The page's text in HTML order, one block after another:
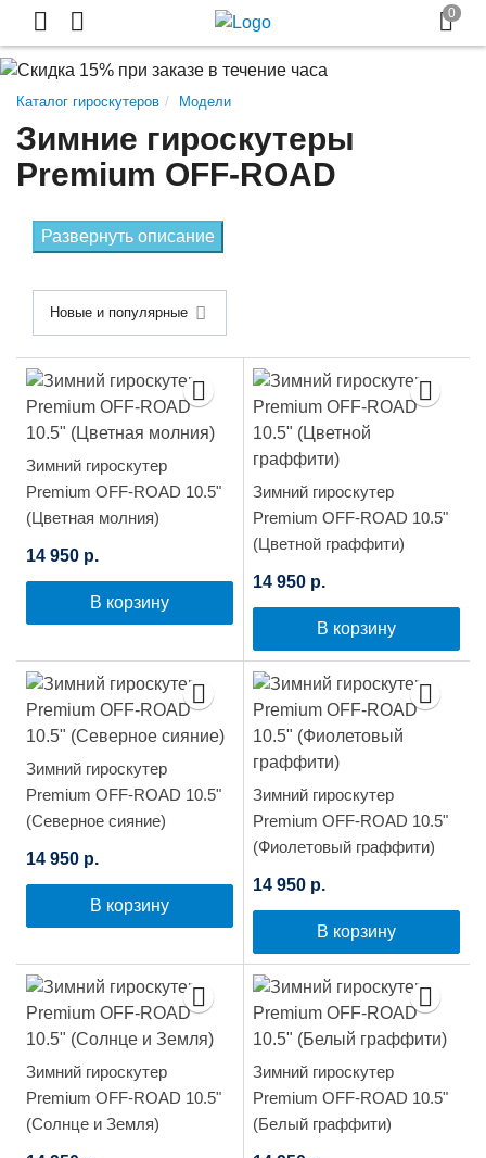
Каталог гироскутеров Модели
Зимние гироскутеры
Premium OFF-ROAD
Развернуть описание
Новые и популярные
Зимний гироскутер
Premium OFF-ROAD 10.5"
(Цветная молния)
14 950 р.
В корзину
Зимний гироскутер
Premium OFF-ROAD 10.5"
(Цветной граффити)
14 950 р.
В корзину
Зимний гироскутер
Premium OFF-ROAD 10.5"
(Северное сияние)
14 950 р.
В корзину
Зимний гироскутер
Premium OFF-ROAD 10.5"
(Фиолетовый граффити)
14 950 р.
В корзину
Зимний гироскутер
Premium OFF-ROAD 10.5"
(Солнце и Земля)
Зимний гироскутер
Premium OFF-ROAD 10.5"
(Белый граффити)